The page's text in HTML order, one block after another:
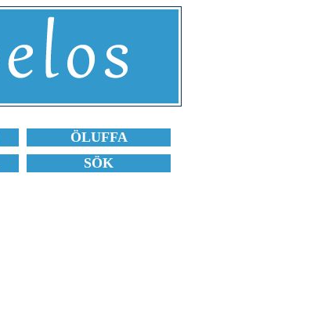
ÖLUFFA
SÖK